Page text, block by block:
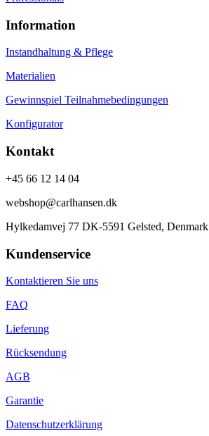
Information
Instandhaltung & Pflege
Materialien
Gewinnspiel Teilnahmebedingungen
Konfigurator
Kontakt
+45 66 12 14 04
webshop@carlhansen.dk
Hylkedamvej 77 DK-5591 Gelsted, Denmark
Kundenservice
Kontaktieren Sie uns
FAQ
Lieferung
Rücksendung
AGB
Garantie
Datenschutzerklärung